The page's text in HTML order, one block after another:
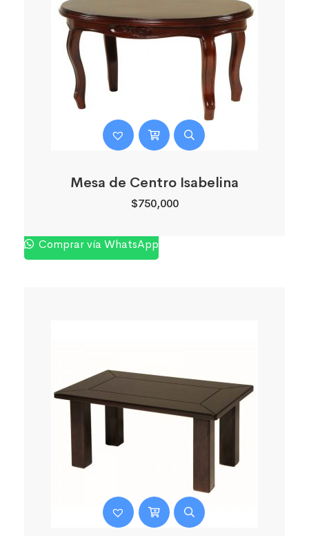
Mesa de Centro Isabelina
$750,000
Comprar vía WhatsApp